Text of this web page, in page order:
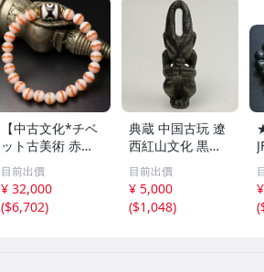
【中古文化*チベ
ット古美術 赤縞
天眼瑪瑙丸珠 天
地天珠組み合わせ
ブレスレット 縞
瑪瑙 古玩 アンテ
目前出價
¥ 32,000
($6,702)
典蔵 中国古玩 遼
西紅山文化 黒曜
石 黒皮玉 太陽神
祈祷像 唐物 骨董
品 古美術 古玉 彫
刻 時代物 魔除け
目前出價
¥ 5,000
($1,048)
(